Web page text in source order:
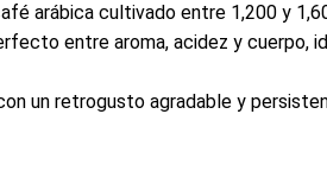
arábica cultivado entre 1,200 y
entre aroma, acidez y cuerpo,
un retrogusto agradable y